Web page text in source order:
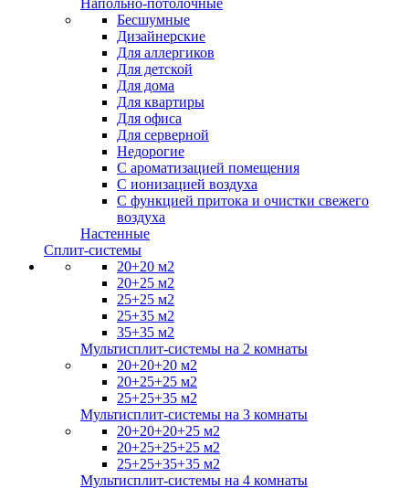
Напольно-потолочные
Бесшумные
Дизайнерские
Для аллергиков
Для детской
Для дома
Для квартиры
Для офиса
Для серверной
Недорогие
С ароматизацией помещения
С ионизацией воздуха
С функцией притока и очистки свежего
воздуха
Настенные
Сплит-системы
20+20 м2
20+25 м2
25+25 м2
25+35 м2
35+35 м2
Мультисплит-системы на 2 комнаты
20+20+20 м2
20+25+25 м2
25+25+35 м2
Мультисплит-системы на 3 комнаты
20+20+20+25 м2
20+25+25+25 м2
25+25+35+35 м2
Мультисплит-системы на 4 комнаты